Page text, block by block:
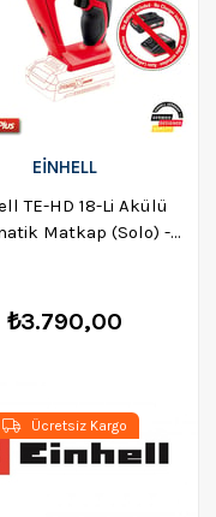
EİNHELL
TE-HD 18-Li Akülü
Matkap (Solo) -
₺3.790,00
Ücretsiz Kargo